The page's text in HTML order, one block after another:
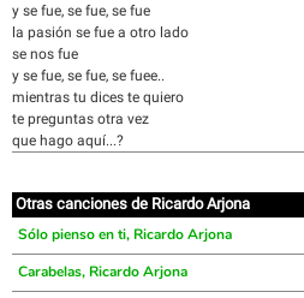
y se fue, se fue, se fue
la pasión se fue a otro lado
se nos fue
y se fue, se fue, se fuee..
mientras tu dices te quiero
te preguntas otra vez
que hago aquí...?
Otras canciones de Ricardo Arjona
Sólo pienso en ti, Ricardo Arjona
Carabelas, Ricardo Arjona